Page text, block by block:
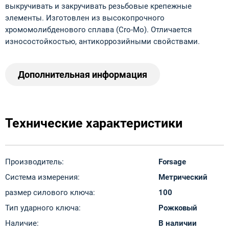
выкручивать и закручивать резьбовые крепежные
элементы. Изготовлен из высокопрочного
хромомолибденового сплава (Cro-Mo). Отличается
износостойкостью, антикоррозийными свойствами.
Дополнительная информация
Технические характеристики
Производитель:
Forsage
Система измерения:
Метрический
размер силового ключа:
100
Тип ударного ключа:
Рожковый
Наличие:
В наличии